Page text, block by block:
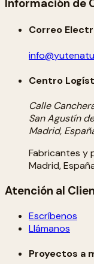
Información de
Correo
Centro
Calle
San Agustín
Madrid,
Fabricantes y
Madrid,
Atención al
Escríbenos
Llámanos
Proyectos a